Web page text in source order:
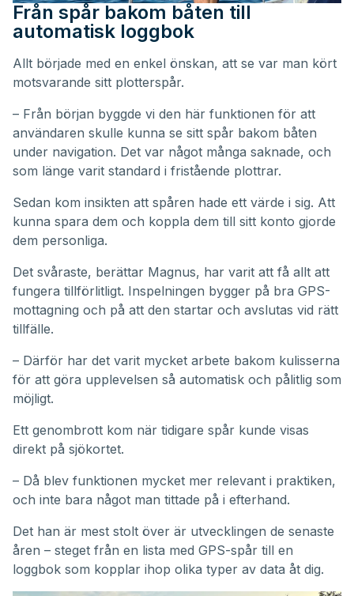
Från spår bakom båten till
automatisk loggbok
Allt började med en enkel önskan, att se var man kört
motsvarande sitt plotterspår.
– Från början byggde vi den här funktionen för att
användaren skulle kunna se sitt spår bakom båten
under navigation. Det var något många saknade, och
som länge varit standard i fristående plottrar.
Sedan kom insikten att spåren hade ett värde i sig. Att
kunna spara dem och koppla dem till sitt konto gjorde
dem personliga.
Det svåraste, berättar Magnus, har varit att få allt att
fungera tillförlitligt. Inspelningen bygger på bra GPS-
mottagning och på att den startar och avslutas vid rätt
tillfälle.
– Därför har det varit mycket arbete bakom kulisserna
för att göra upplevelsen så automatisk och pålitlig som
möjligt.
Ett genombrott kom när tidigare spår kunde visas
direkt på sjökortet.
– Då blev funktionen mycket mer relevant i praktiken,
och inte bara något man tittade på i efterhand.
Det han är mest stolt över är utvecklingen de senaste
åren – steget från en lista med GPS-spår till en
loggbok som kopplar ihop olika typer av data åt dig.